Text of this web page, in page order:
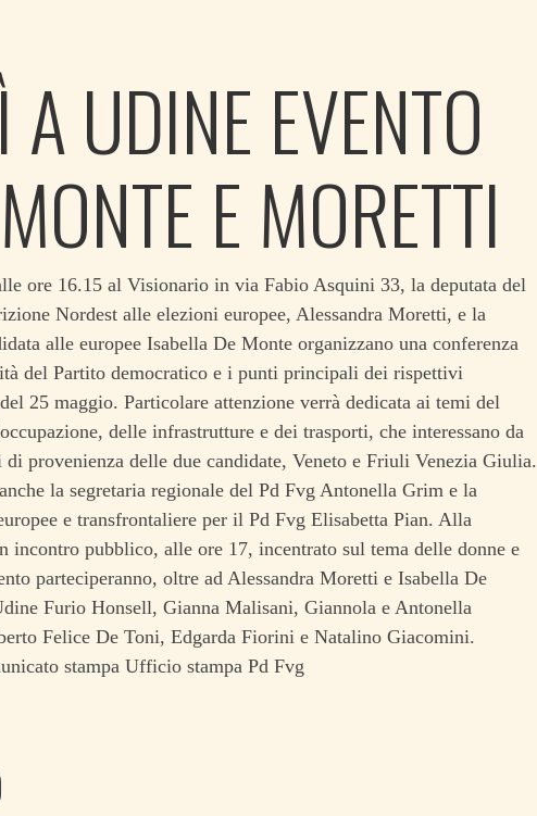
UDINE EVENTO
E MORETTI
ore 16.15 al Visionario in via Fabio Asquini 33, la deputata del
Nordest alle elezioni europee, Alessandra Moretti, e la
alle europee Isabella De Monte organizzano una conferenza
del Partito democratico e i punti principali dei rispettivi
25 maggio. Particolare attenzione verrà dedicata ai temi del
delle infrastrutture e dei trasporti, che interessano da
provenienza delle due candidate, Veneto e Friuli Venezia Giulia.
la segretaria regionale del Pd Fvg Antonella Grim e la
e transfrontaliere per il Pd Fvg Elisabetta Pian. Alla
incontro pubblico, alle ore 17, incentrato sul tema delle donne e
parteciperanno, oltre ad Alessandra Moretti e Isabella De
Furio Honsell, Gianna Malisani, Giannola e Antonella
Felice De Toni, Edgarda Fiorini e Natalino Giacomini.
stampa Ufficio stampa Pd Fvg